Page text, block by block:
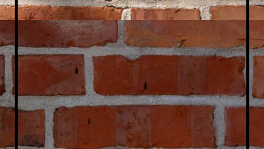
Sprechen und Zuhören